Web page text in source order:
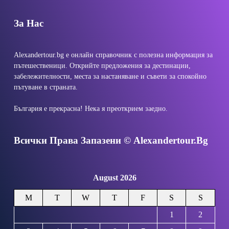
За Нас
Alexandertour.bg е онлайн справочник с полезна информация за
пътешественици. Открийте предложения за дестинации,
забележителности, места за настаняване и съвети за спокойно
пътуване в страната.
България е прекрасна! Нека я преоткрием заедно.
Всички Права Запазени © Alexandertour.bg
August 2026
M T W T F S
S
1
2